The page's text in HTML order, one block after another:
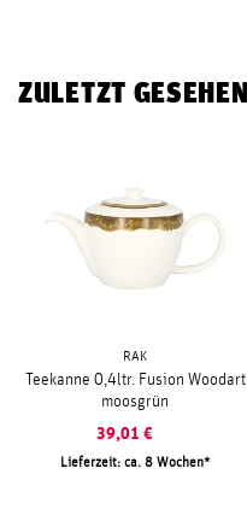
ZULETZT GESEHEN
RAK
Teekanne 0,4ltr. Fusion Woodart
moosgrün
39,01 €
Lieferzeit: ca. 8 Wochen